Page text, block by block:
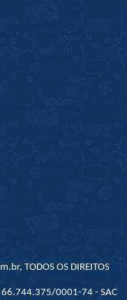
TODOS OS DIREITOS
66.744.375/0001-74 - SAC